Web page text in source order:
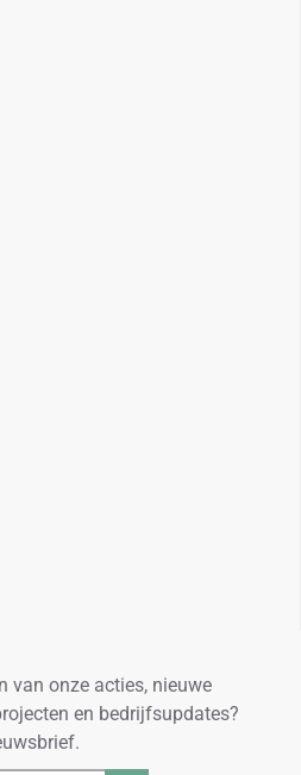
van onze acties, nieuwe
en bedrijfsupdates?